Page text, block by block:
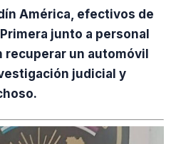
América, efectivos de
junto a personal
recuperar un automóvil
judicial y